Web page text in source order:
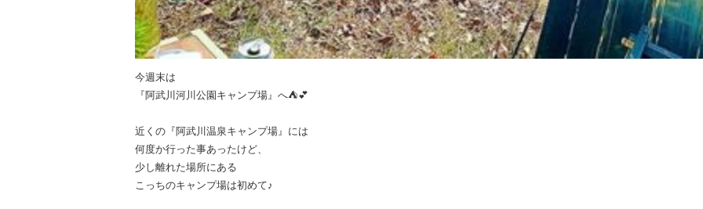
今週末は
『阿武川河川公園キャンプ場』へ⛺️💕
近くの『阿武川温泉キャンプ場』には
何度か行った事あったけど、
少し離れた場所にある
こっちのキャンプ場は初めて♪